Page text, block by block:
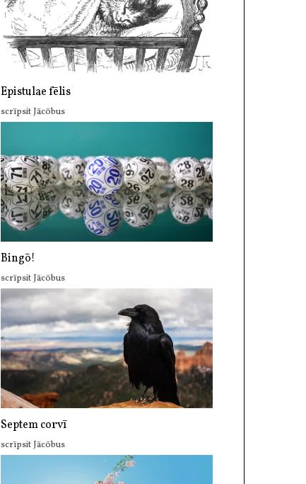
Epistulae fēlis
scrīpsit Jācōbus
Bingō!
scrīpsit Jācōbus
Septem corvī
scrīpsit Jācōbus